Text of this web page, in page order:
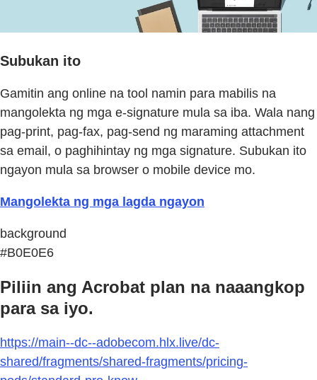
Subukan ito
Gamitin ang online na tool namin para mabilis na
mangolekta ng mga e-signature mula sa iba. Wala nang
pag-print, pag-fax, pag-send ng maraming attachment
sa email, o paghihintay ng mga signature. Subukan ito
ngayon mula sa browser o mobile device mo.
Mangolekta ng mga lagda ngayon
background
#B0E0E6
Piliin ang Acrobat plan na naaangkop
para sa iyo.
https://main--dc--adobecom.hlx.live/dc-
shared/fragments/shared-fragments/pricing-